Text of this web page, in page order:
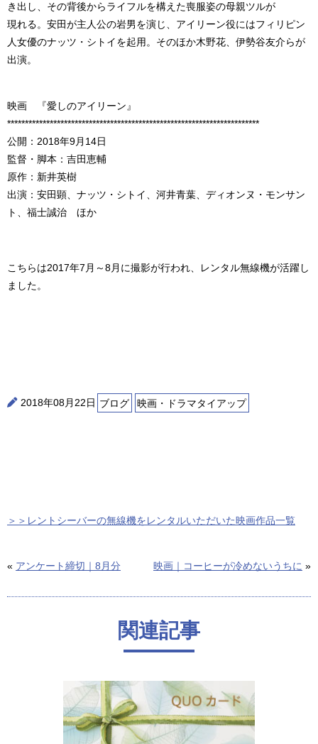
き出し、その背後からライフルを構えた喪服姿の母親ツルが
現れる。安田が主人公の岩男を演じ、アイリーン役にはフィリピン
人女優のナッツ・シトイを起用。そのほか木野花、伊勢谷友介らが
出演。
映画 『愛しのアイリーン』
***********************************************************************
公開：2018年9月14日
監督・脚本：吉田恵輔
原作：新井英樹
出演：安田顕、ナッツ・シトイ、河井青葉、ディオンヌ・モンサン
ト、福士誠治 ほか
こちらは2017年7月～8月に撮影が行われ、レンタル無線機が活躍し
ました。
2018年08月22日 ブログ 映画・ドラマタイアップ
＞＞レントシーバーの無線機をレンタルいただいた映画作品一覧
« アンケート締切｜8月分 映画｜コーヒーが冷めないうちに »
関連記事